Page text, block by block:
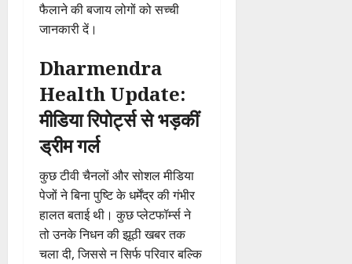
फैलाने की बजाय लोगों को सच्ची
जानकारी दें।
Dharmendra
Health Update:
मीडिया रिपोर्ट्स से भड़कीं
ड्रीम गर्ल
कुछ टीवी चैनलों और सोशल मीडिया
पेजों ने बिना पुष्टि के धर्मेंद्र की गंभीर
हालत बताई थी। कुछ प्लेटफॉर्म्स ने
तो उनके निधन की झूठी खबर तक
चला दी, जिससे न सिर्फ परिवार बल्कि